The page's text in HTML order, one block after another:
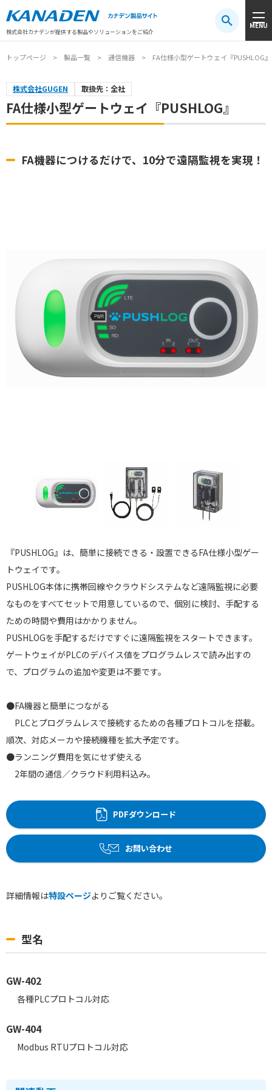
株式会社カナデンが提供する製品やソリューションをご紹介
MENU
注目キーワード#振動センサ#AGV #防爆#アシストスーツ
トップページ 製品一覧 通信機器 FA仕様小型ゲートウェイ『PUSHLOG』
株式会社GUGEN 取扱先：全社
FA仕様小型ゲートウェイ『PUSHLOG』
FA機器につけるだけで、10分で遠隔監視を実現！
『PUSHLOG』は、簡単に接続できる・設置できるFA仕様小型ゲー
トウェイです。
PUSHLOG本体に携帯回線やクラウドシステムなど遠隔監視に必要
なものをすべてセットで用意しているので、個別に検討、手配する
ための時間や費用はかかりません。
PUSHLOGを手配するだけですぐに遠隔監視をスタートできます。
ゲートウェイがPLCのデバイス値をプログラムレスで読み出すの
で、プログラムの追加や変更は不要です。
●FA機器と簡単につながる
PLCとプログラムレスで接続するための各種プロトコルを搭載。
順次、対応メーカや接続機種を拡大予定です。
●ランニング費用を気にせず使える
2年間の通信／クラウド利用料込み。
PDFダウンロード
お問い合わせ
詳細情報は特設ページよりご覧ください。
型名
GW-402
各種PLCプロトコル対応
GW-404
Modbus RTUプロトコル対応